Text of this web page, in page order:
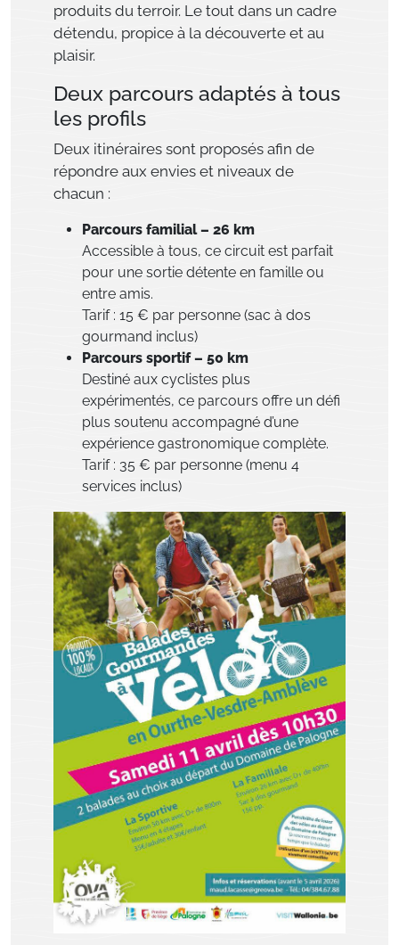
produits du terroir. Le tout dans un cadre
détendu, propice à la découverte et au
plaisir.
Deux parcours adaptés à tous
les profils
Deux itinéraires sont proposés afin de
répondre aux envies et niveaux de
chacun :
Parcours familial – 26 km
Accessible à tous, ce circuit est parfait
pour une sortie détente en famille ou
entre amis.
Tarif : 15 € par personne (sac à dos
gourmand inclus)
Parcours sportif – 50 km
Destiné aux cyclistes plus
expérimentés, ce parcours offre un défi
plus soutenu accompagné d’une
expérience gastronomique complète.
Tarif : 35 € par personne (menu 4
services inclus)